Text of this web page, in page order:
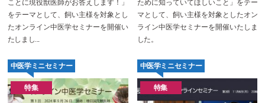
ことに現役獣医師がお答えします！」
をテーマとして、飼い主様を対象とし
たオンライン中医学セミナーを開催い
たしまし...
ために知っていてほしいこと」をテー
マとして、飼い主様を対象としたオン
ライン中医学セミナーを開催いたしま
した。
中医学ミニセミナー
特集
中医学ミニセミナー
特集